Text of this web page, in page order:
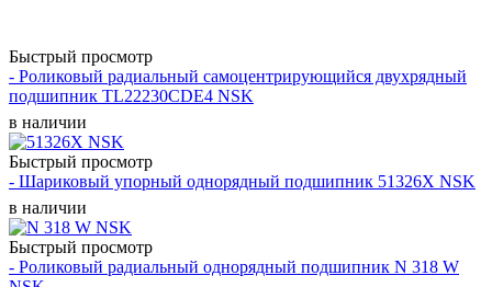
Быстрый просмотр
- Роликовый радиальный самоцентрирующийся двухрядный
подшипник TL22230CDE4 NSK
в наличии
Быстрый просмотр
- Шариковый упорный однорядный подшипник 51326X NSK
в наличии
Быстрый просмотр
- Роликовый радиальный однорядный подшипник N 318 W